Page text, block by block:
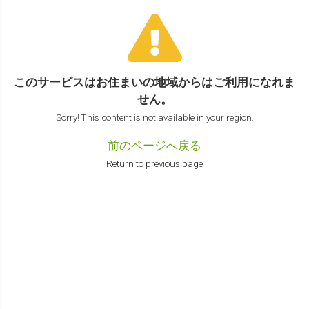
このサービスはお住まいの地域からはご利用になれま
せん。
Sorry! This content is not available in your region.
前のページへ戻る
Return to previous page